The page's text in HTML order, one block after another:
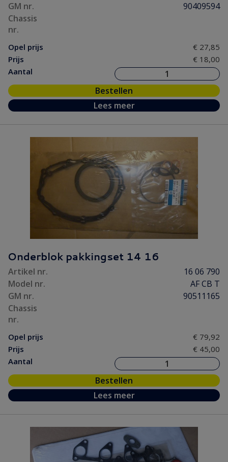
GM nr.
90409594
Chassis
nr.
Opel prijs
€ 27,85
Prijs
€ 18,00
Aantal
Bestellen
Lees meer
Onderblok pakkingset 14 16
Artikel nr.
16 06 790
Model nr.
AF CB T
GM nr.
90511165
Chassis
nr.
Opel prijs
€ 79,92
Prijs
€ 45,00
Aantal
Bestellen
Lees meer